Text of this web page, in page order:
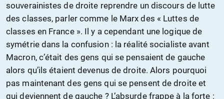
souverainistes de droite reprendre un discours de lutte
des classes, parler comme le Marx des « Luttes de
classes en France ». Il y a cependant une logique de
symétrie dans la confusion : la réalité socialiste avant
Macron, c’était des gens qui se pensaient de gauche
alors qu’ils étaient devenus de droite. Alors pourquoi
pas maintenant des gens qui se pensent de droite et
qui deviennent de gauche ? L’absurde frappe à la forte :